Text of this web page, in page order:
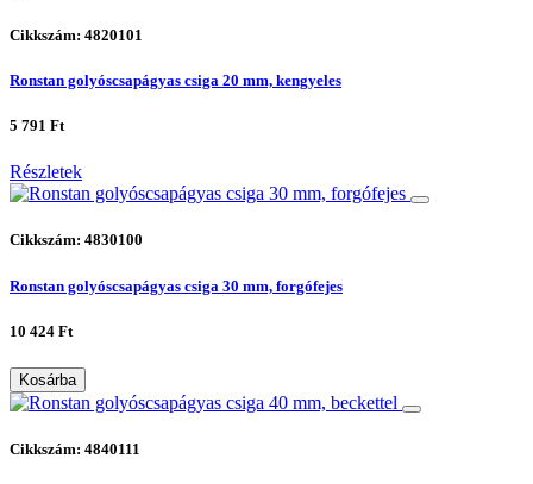
Cikkszám: 4820101
Ronstan golyóscsapágyas csiga 20 mm, kengyeles
5 791 Ft
Részletek
Cikkszám: 4830100
Ronstan golyóscsapágyas csiga 30 mm, forgófejes
10 424 Ft
Kosárba
Cikkszám: 4840111